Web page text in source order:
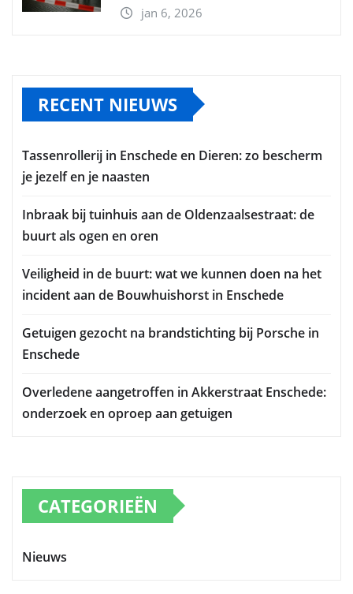
jan 6, 2026
RECENT NIEUWS
Tassenrollerij in Enschede en Dieren: zo bescherm
je jezelf en je naasten
Inbraak bij tuinhuis aan de Oldenzaalsestraat: de
buurt als ogen en oren
Veiligheid in de buurt: wat we kunnen doen na het
incident aan de Bouwhuishorst in Enschede
Getuigen gezocht na brandstichting bij Porsche in
Enschede
Overledene aangetroffen in Akkerstraat Enschede:
onderzoek en oproep aan getuigen
CATEGORIEËN
Nieuws